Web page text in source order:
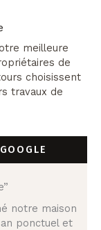
meilleure
de
choisissent
travaux de
notre maison
ponctuel et